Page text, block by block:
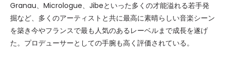
Granau、Micrologue、Jibeといった多くの才能溢れる若手発
掘など、多くのアーティストと共に最高に素晴らしい音楽シーン
を築き今やフランスで最も人気のあるレーベルまで成長を遂げ
た。プロデューサーとしての手腕も高く評価されている。